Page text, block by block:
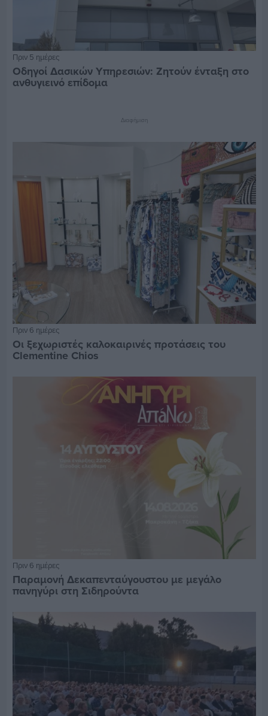
Πριν 5 ημέρες
Οδηγοί Δασικών Υπηρεσιών: Ζητούν ένταξη στο
ανθυγιεινό επίδομα
Διαφήμιση
Πριν 6 ημέρες
Οι ξεχωριστές καλοκαιρινές προτάσεις του
Clementine Chios
Πριν 6 ημέρες
Παραμονή Δεκαπενταύγουστου με μεγάλο
πανηγύρι στη Σιδηρούντα